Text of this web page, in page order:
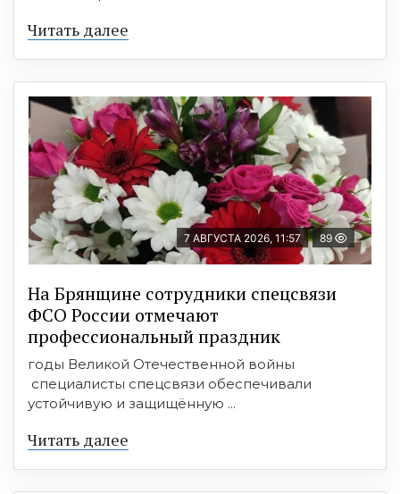
Читать далее
7 АВГУСТА 2026, 11:57 89
На Брянщине сотрудники спецсвязи
ФСО России отмечают
профессиональный праздник
годы Великой Отечественной войны
специалисты спецсвязи обеспечивали
устойчивую и защищённую ...
Читать далее